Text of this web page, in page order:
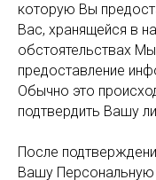
которую Вы
Вас, хранящейся в
обстоятельствах
предоставление
Обычно это
подтвердить Вашу
После
Вашу